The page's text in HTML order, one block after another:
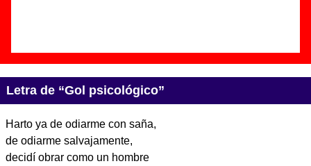
Letra de “Gol psicológico”
Harto ya de odiarme con saña,
de odiarme salvajamente,
decidí obrar como un hombre